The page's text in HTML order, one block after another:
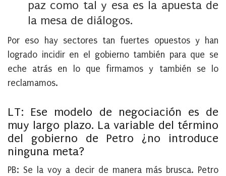
paz como tal y esa es la apuesta de
la mesa de diálogos.
Por eso hay sectores tan fuertes opuestos y han
logrado incidir en el gobierno también para que se
eche atrás en lo que firmamos y también se lo
reclamamos.
LT: Ese modelo de negociación es de
muy largo plazo. La variable del término
del gobierno de Petro ¿no introduce
ninguna meta?
PB: Se la voy a decir de manera más brusca. Petro